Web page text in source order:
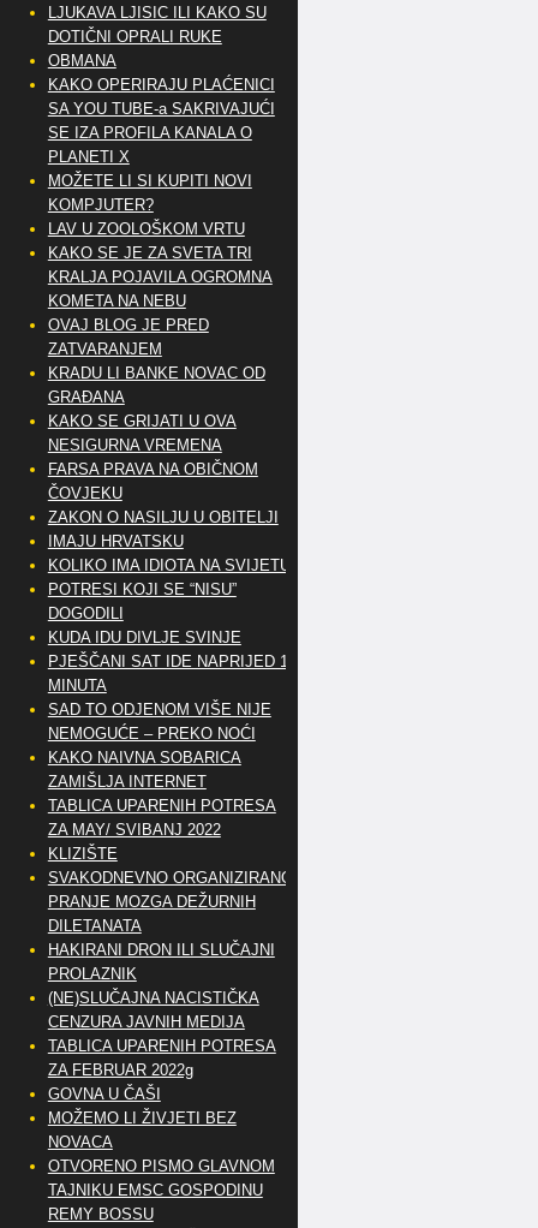
LJUKAVA LJISIC ILI KAKO SU
DOTIČNI OPRALI RUKE
OBMANA
KAKO OPERIRAJU PLAĆENICI
SA YOU TUBE-a SAKRIVAJUĆI
SE IZA PROFILA KANALA O
PLANETI X
MOŽETE LI SI KUPITI NOVI
KOMPJUTER?
LAV U ZOOLOŠKOM VRTU
KAKO SE JE ZA SVETA TRI
KRALJA POJAVILA OGROMNA
KOMETA NA NEBU
OVAJ BLOG JE PRED
ZATVARANJEM
KRADU LI BANKE NOVAC OD
GRAĐANA
KAKO SE GRIJATI U OVA
NESIGURNA VREMENA
FARSA PRAVA NA OBIČNOM
ČOVJEKU
ZAKON O NASILJU U OBITELJI
IMAJU HRVATSKU
KOLIKO IMA IDIOTA NA SVIJETU?
POTRESI KOJI SE “NISU”
DOGODILI
KUDA IDU DIVLJE SVINJE
PJEŠČANI SAT IDE NAPRIJED 10
MINUTA
SAD TO ODJENOM VIŠE NIJE
NEMOGUĆE – PREKO NOĆI
KAKO NAIVNA SOBARICA
ZAMIŠLJA INTERNET
TABLICA UPARENIH POTRESA
ZA MAY/ SVIBANJ 2022
KLIZIŠTE
SVAKODNEVNO ORGANIZIRANO
PRANJE MOZGA DEŽURNIH
DILETANATA
HAKIRANI DRON ILI SLUČAJNI
PROLAZNIK
(NE)SLUČAJNA NACISTIČKA
CENZURA JAVNIH MEDIJA
TABLICA UPARENIH POTRESA
ZA FEBRUAR 2022g
GOVNA U ČAŠI
MOŽEMO LI ŽIVJETI BEZ
NOVACA
OTVORENO PISMO GLAVNOM
TAJNIKU EMSC GOSPODINU
REMY BOSSU